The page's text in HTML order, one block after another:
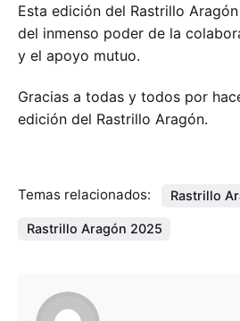
Esta edición del Rastrillo
del inmenso poder de la
y el apoyo mutuo.
Gracias a todas y todos por
edición del Rastrillo Aragón.
Temas relacionados: Rastrillo
Rastrillo Aragón 2025